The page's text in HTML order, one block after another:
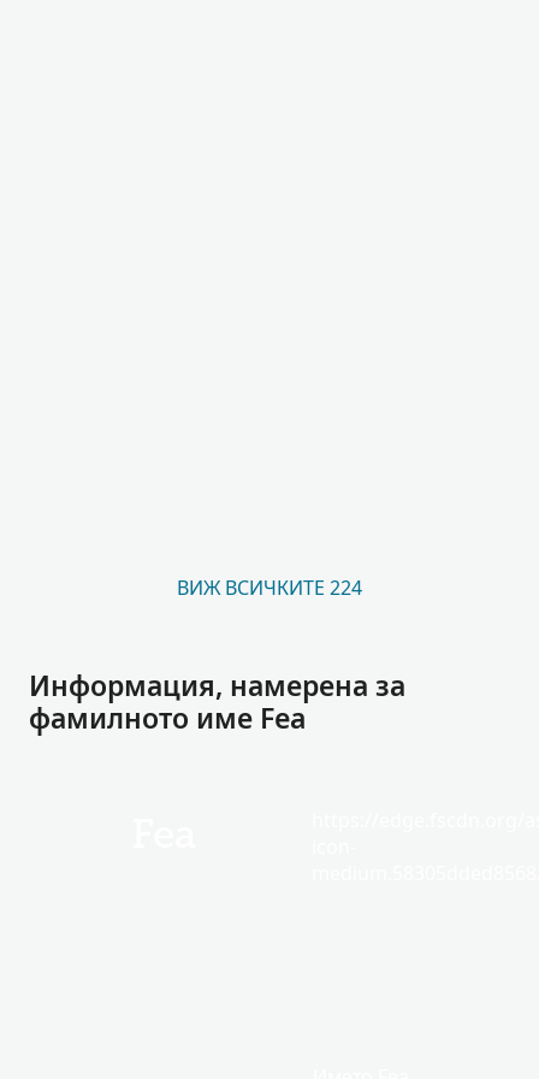
ВИЖ ВСИЧКИТЕ 224
Информация, намерена за
фамилното име Fea